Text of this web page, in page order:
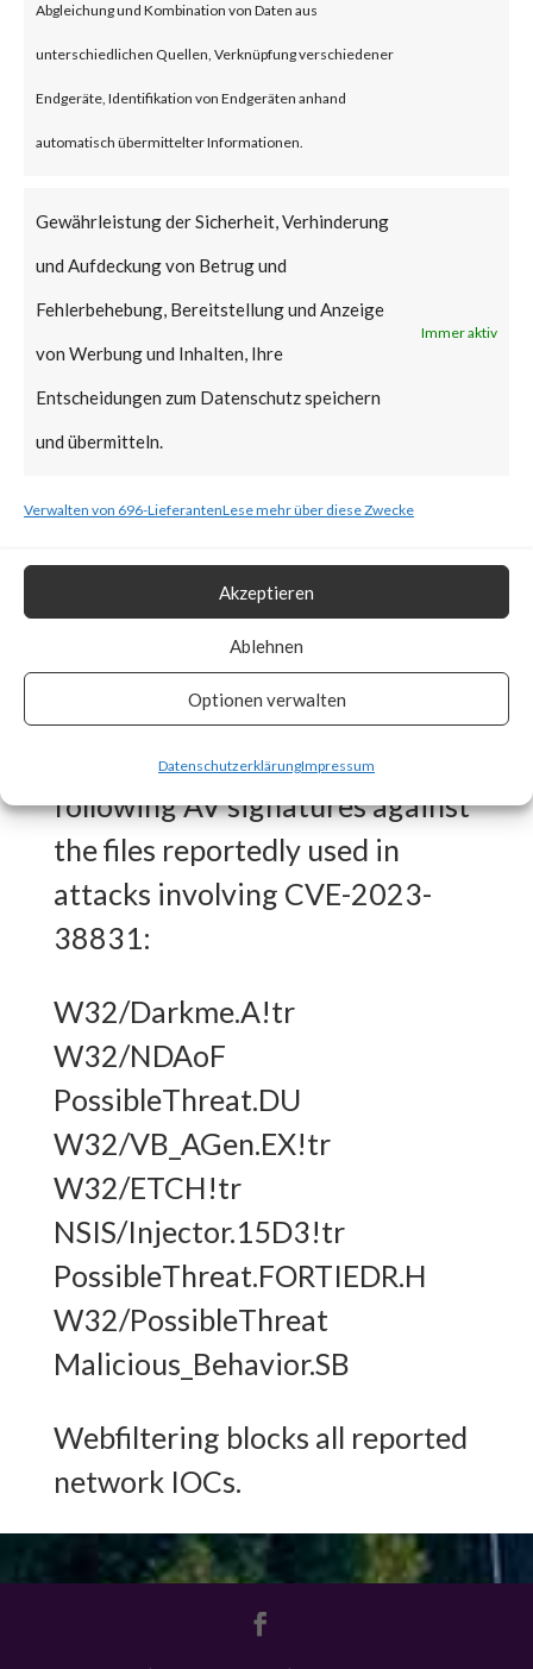
Abgleichung und Kombination von Daten aus
unterschiedlichen Quellen, Verknüpfung verschiedener
Endgeräte, Identifikation von Endgeräten anhand
automatisch übermittelter Informationen.
Gewährleistung der Sicherheit, Verhinderung
und Aufdeckung von Betrug und
Fehlerbehebung, Bereitstellung und Anzeige
von Werbung und Inhalten, Ihre
Entscheidungen zum Datenschutz speichern
und übermitteln.
Immer aktiv
Verwalten von 696-LieferantenLese mehr über diese Zwecke
Akzeptieren
Ablehnen
Optionen verwalten
DatenschutzerklärungImpressum
malware families have
reportedly been deployed.
FortiGuard Labs strongly
recommends all users of
What is the Vendor Solution?
The vendor has released
includes a fix for CVE-2023-
38831.
What FortiGuard Coverage is
FortiGuard Labs has the
following AV signatures against
the files reportedly used in
attacks involving CVE-2023-
38831:
W32/Darkme.A!tr
W32/NDAoF
PossibleThreat.DU
W32/VB_AGen.EX!tr
W32/ETCH!tr
NSIS/Injector.15D3!tr
PossibleThreat.FORTIEDR.H
W32/PossibleThreat
Malicious_Behavior.SB
Webfiltering blocks all reported
network IOCs.